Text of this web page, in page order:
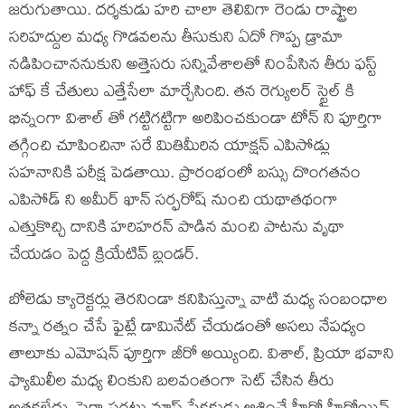
జరుగుతాయి. దర్శకుడు హరి చాలా తెలివిగా రెండు రాష్ట్రాల
సరిహద్దుల మధ్య గొడవలను తీసుకుని ఏదో గొప్ప డ్రామా
నడిపించాననుకుని అత్తెసరు సన్నివేశాలతో నింపేసిన తీరు ఫస్ట్
హాఫ్ కే చేతులు ఎత్తేసేలా మార్చేసింది. తన రెగ్యులర్ స్టైల్ కి
భిన్నంగా విశాల్ తో గట్టిగట్టిగా అరిపించకుండా టోన్ ని పూర్తిగా
తగ్గించి చూపించినా సరే మితిమీరిన యాక్షన్ ఎపిసోడ్లు
సహనానికి పరీక్ష పెడతాయి. ప్రారంభంలో బస్సు దొంగతనం
ఎపిసోడ్ ని అమీర్ ఖాన్ సర్ఫరోష్ నుంచి యథాతథంగా
ఎత్తుకొచ్చి దానికి హరిహరన్ పాడిన మంచి పాటను వృథా
చేయడం పెద్ద క్రియేటివ్ బ్లండర్.
బోలెడు క్యారెక్టర్లు తెరనిండా కనిపిస్తున్నా వాటి మధ్య సంబంధాల
కన్నా రత్నం చేసే ఫైట్లే డామినేట్ చేయడంతో అసలు నేపధ్యం
తాలూకు ఎమోషన్ పూర్తిగా జీరో అయ్యింది. విశాల్, ప్రియా భవాని
ఫ్యామిలీల మధ్య లింకుని బలవంతంగా సెట్ చేసిన తీరు